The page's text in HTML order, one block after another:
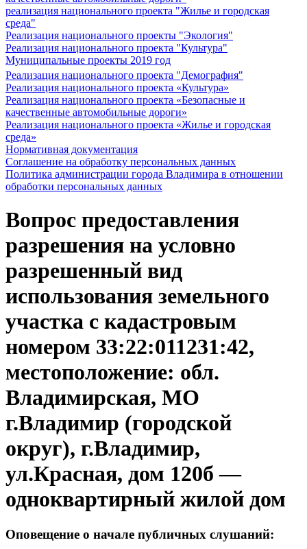
реализация национального проекта "Жилье и городская
среда"
Реализация национального проекты "Экология"
Реализация национального проекта "Культура"
Муниципальные проекты 2019 год
Реализация национального проекта "Демография"
Реализация национального проекта «Культура»
Реализация национального проекта «Безопасные и
качественные автомобильные дороги»
Реализация национального проекта «Жилье и городская
среда»
Нормативная документация
Соглашение на обработку персональных данных
Политика администрации города Владимира в отношении
обработки персональных данных
Вопрос предоставления
разрешения на условно
разрешенный вид
использования земельного
участка с кадастровым
номером 33:22:011231:42,
местоположение: обл.
Владимирская, МО
г.Владимир (городской
округ), г.Владимир,
ул.Красная, дом 120б —
одноквартирный жилой дом
Оповещение о начале публичных слушаний: